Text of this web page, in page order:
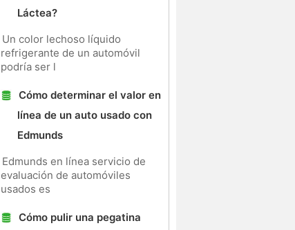
Láctea?
Un color lechoso líquido
refrigerante de un automóvil
podría ser l
Cómo determinar el valor en
línea de un auto usado con
Edmunds
Edmunds en línea servicio de
evaluación de automóviles
usados ​​es
Cómo pulir una pegatina